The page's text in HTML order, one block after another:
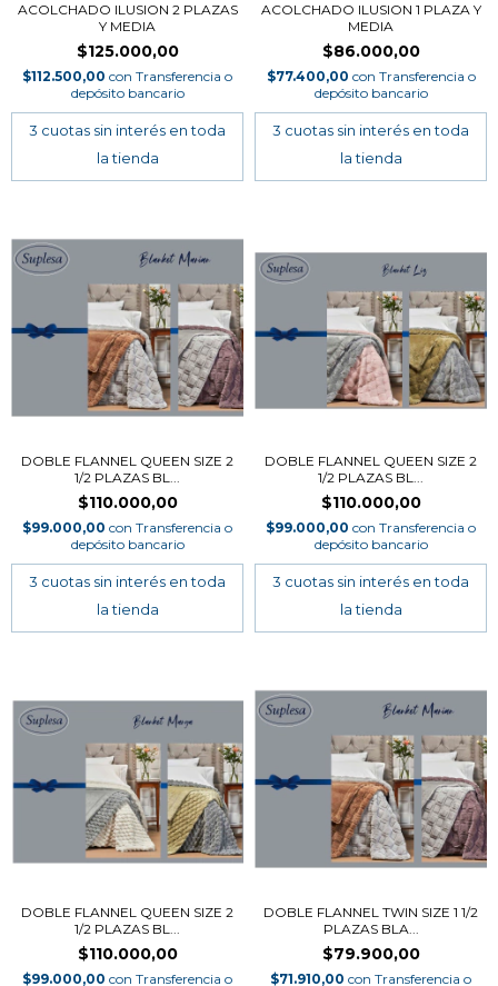
ACOLCHADO ILUSION 2 PLAZAS
Y MEDIA
$125.000,00
$112.500,00 con Transferencia o
depósito bancario
ACOLCHADO ILUSION 1 PLAZA Y
MEDIA
$86.000,00
$77.400,00 con Transferencia o
depósito bancario
DOBLE FLANNEL QUEEN SIZE 2
1/2 PLAZAS BL...
$110.000,00
$99.000,00 con Transferencia o
depósito bancario
DOBLE FLANNEL QUEEN SIZE 2
1/2 PLAZAS BL...
$110.000,00
$99.000,00 con Transferencia o
depósito bancario
DOBLE FLANNEL QUEEN SIZE 2
1/2 PLAZAS BL...
$110.000,00
$99.000,00 con Transferencia o
DOBLE FLANNEL TWIN SIZE 1 1/2
PLAZAS BLA...
$79.900,00
$71.910,00 con Transferencia o